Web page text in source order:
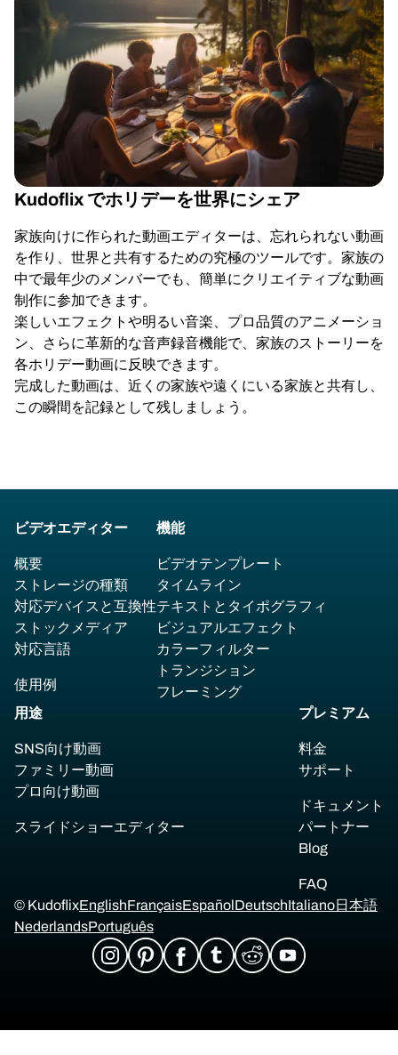
Kudoflix でホリデーを世界にシェア
家族向けに作られた動画エディターは、忘れられない動画
を作り、世界と共有するための究極のツールです。家族の
中で最年少のメンバーでも、簡単にクリエイティブな動画
制作に参加できます。
楽しいエフェクトや明るい音楽、プロ品質のアニメーショ
ン、さらに革新的な音声録音機能で、家族のストーリーを
各ホリデー動画に反映できます。
完成した動画は、近くの家族や遠くにいる家族と共有し、
この瞬間を記録として残しましょう。
ビデオエディター
概要
ストレージの種類
対応デバイスと互換性
ストックメディア
対応言語
使用例
機能
ビデオテンプレート
タイムライン
テキストとタイポグラフィ
ビジュアルエフェクト
カラーフィルター
トランジション
フレーミング
用途
SNS向け動画
ファミリー動画
プロ向け動画
スライドショーエディター
プレミアム
料金
サポート
ドキュメント
パートナー
Blog
FAQ
© KudoflixEnglishFrançaisEspañolDeutschItaliano日本語
NederlandsPortuguês